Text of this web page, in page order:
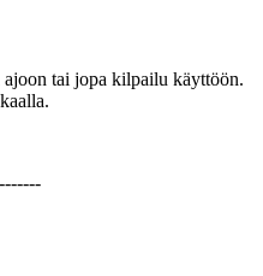
ajoon tai jopa kilpailu käyttöön.